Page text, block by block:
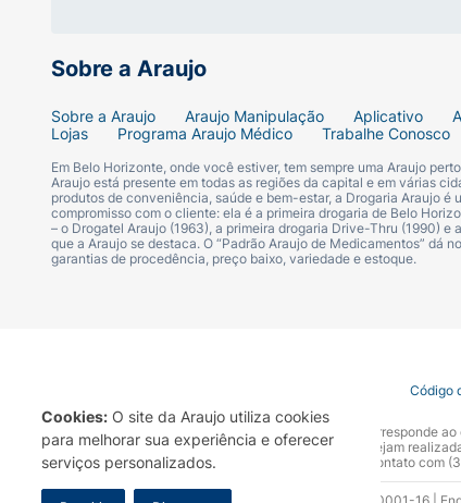
Cookies: O site da Araujo utiliza cookies
para melhorar sua experiência e oferecer
serviços personalizados.
Sobre a Araujo
Sobre a Araujo Araujo Manipulação Aplicativo
Lojas
Programa Araujo Médico Trabalhe Conosco
Em Belo Horizonte, onde você estiver, tem sempre uma Araujo
Araujo está presente em todas as regiões da capital e em várias
produtos de conveniência, saúde e bem-estar, a Drogaria Araujo
compromisso com o cliente: ela é a primeira drogaria de Belo
– o Drogatel Araujo (1963), a primeira drogaria Drive-Thru (1990)
que a Araujo se destaca. O “Padrão Araujo de Medicamentos” dá
garantias de procedência, preço baixo, variedade e estoque.
Código
A Drogaria Araujo S/A informa que o seu site oficial corresponde
marca. Para sua segurança recomendamos que não sejam
Araujo S.A. Em caso de dúvidas, gentileza entrar em contato com